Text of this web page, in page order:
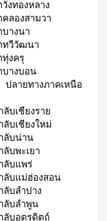
งทองหลาง
ลองสามวา
างนา
ทวีวัฒนา
งครุ
างบอน
ลายทางภาคเหนือ
บเชียงราย
บเชียงใหม่
ลับน่าน
บพะเยา
ลับแพร่
บแม่ฮ่องสอน
บลำปาง
ลับลำพูน
บอุตรดิตถ์